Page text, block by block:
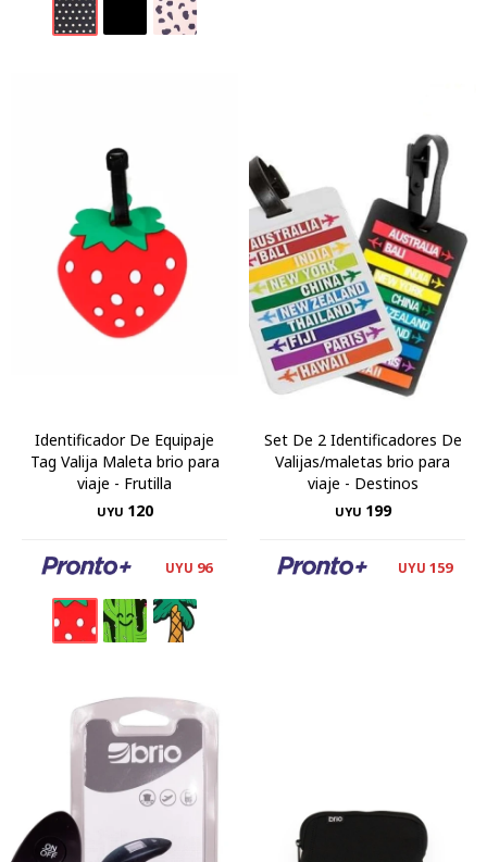
Identificador De Equipaje
Tag Valija Maleta brio para
viaje - Frutilla
UYU 120
UYU 96
Set De 2 Identificadores De
Valijas/maletas brio para
viaje - Destinos
UYU 199
UYU 159